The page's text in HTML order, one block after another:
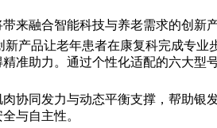
融合智能科技与养老需求的创新
产品让老年患者在康复科完成专
准助力。通过个性化适配的六大型
协同发力与动态平衡支撑，帮助
与自主性。